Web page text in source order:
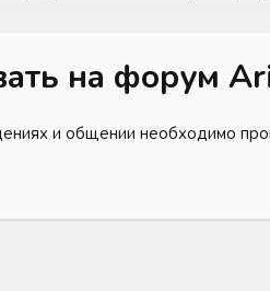
на форум
и общении необходимо